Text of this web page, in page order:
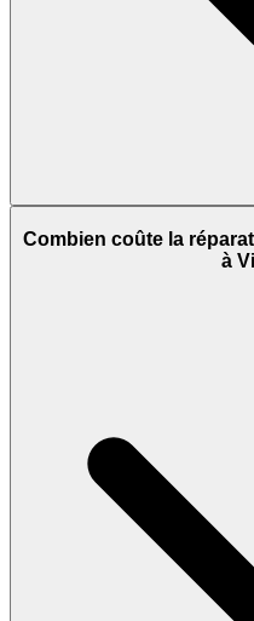
Combien coûte la
à